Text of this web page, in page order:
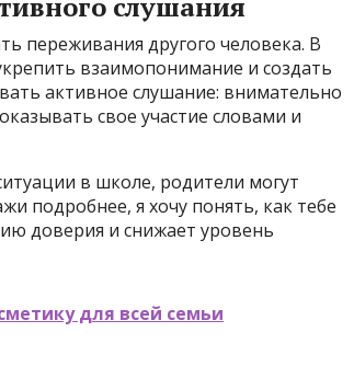
переживания другого человека. В
взаимопонимание и создать
активное слушание: внимательно
свое участие словами и
в школе, родители могут
подробнее, я хочу понять, как тебе
доверия и снижает уровень
для всей семьи